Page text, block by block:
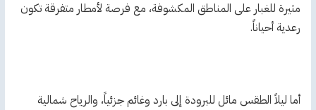
مثيرة للغبار على المناطق المكشوفة، مع فرصة لأمطار متفرقة تكون
رعدية أحياناً.
أما ليلاً الطقس مائل للبرودة إلى بارد وغائم جزئياً، والرياح شمالية